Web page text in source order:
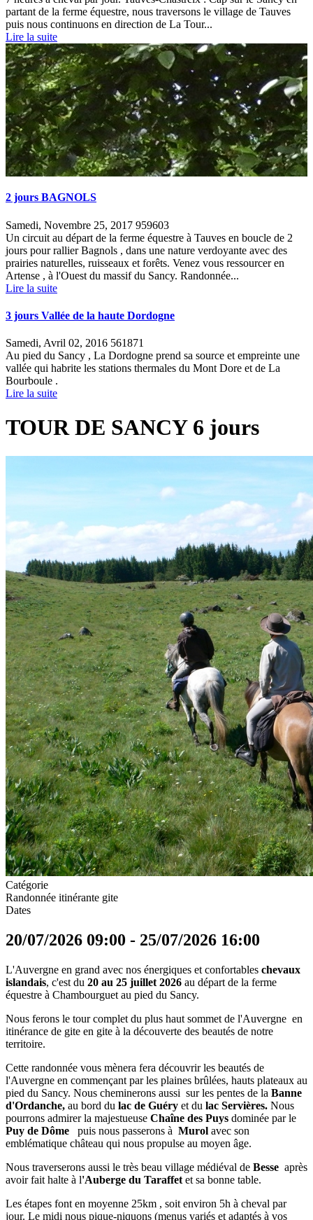
partant de la ferme équestre, nous traversons le village de Tauves
puis nous continuons en direction de La Tour...
Lire la suite
2 jours BAGNOLS
Samedi, Novembre 25, 2017 959603
Un circuit au départ de la ferme équestre à Tauves en boucle de 2
jours pour rallier Bagnols , dans une nature verdoyante avec des
prairies naturelles, ruisseaux et forêts. Venez vous ressourcer en
Artense , à l'Ouest du massif du Sancy. Randonnée...
Lire la suite
3 jours Vallée de la haute Dordogne
Samedi, Avril 02, 2016 561871
Au pied du Sancy , La Dordogne prend sa source et empreinte une
vallée qui habrite les stations thermales du Mont Dore et de La
Bourboule .
Lire la suite
TOUR DE SANCY 6 jours
Catégorie
Randonnée itinérante gite
Dates
20/07/2026 09:00 - 25/07/2026 16:00
L'Auvergne en grand avec nos énergiques et confortables chevaux
islandais, c'est du 20 au 25 juillet 2026 au départ de la ferme
équestre à Chambourguet au pied du Sancy.
Nous ferons le tour complet du plus haut sommet de l'Auvergne en
itinérance de gite en gite à la découverte des beautés de notre
territoire.
Cette randonnée vous mènera fera découvrir les beautés de
l'Auvergne en commençant par les plaines brûlées, hauts plateaux au
pied du Sancy. Nous cheminerons aussi sur les pentes de la Banne
d'Ordanche, au bord du lac de Guéry et du lac Servières. Nous
pourrons admirer la majestueuse Chaîne des Puys dominée par le
Puy de Dôme
puis nous passerons à Murol avec son
emblématique château qui nous propulse au moyen âge.
Nous traverserons aussi le très beau village médiéval de Besse après
avoir fait halte à l'Auberge du Taraffet et sa bonne table.
Les étapes font en moyenne 25km , soit environ 5h à cheval par
jour. Le midi nous pique-niquons (menus variés et adaptés à vos